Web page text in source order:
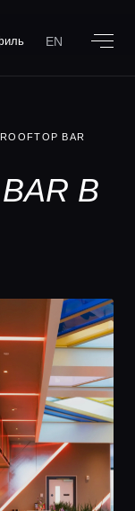
EN
BAR
В